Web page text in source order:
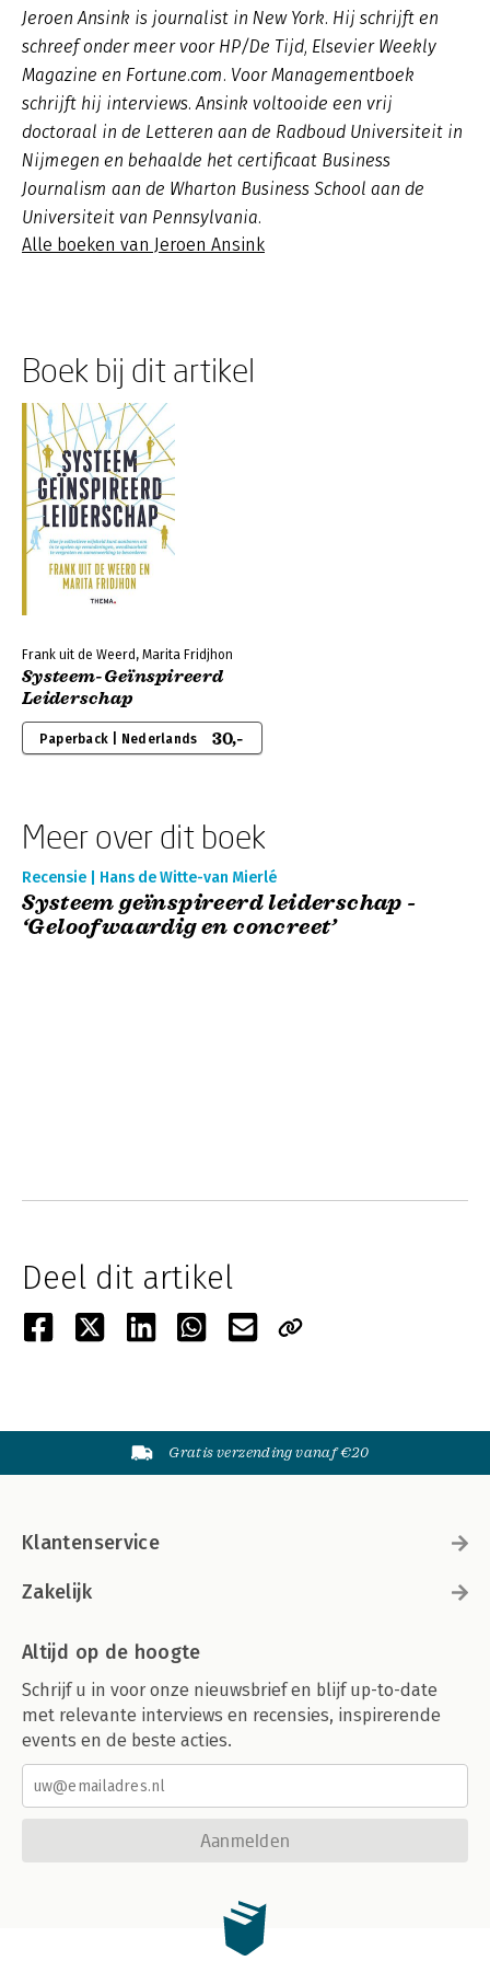
Jeroen Ansink is journalist in New York. Hij schrijft en
schreef onder meer voor HP/De Tijd, Elsevier Weekly
Magazine en Fortune.com. Voor Managementboek
schrijft hij interviews. Ansink voltooide een vrij
doctoraal in de Letteren aan de Radboud Universiteit in
Nijmegen en behaalde het certificaat Business
Journalism aan de Wharton Business School aan de
Universiteit van Pennsylvania.
Alle boeken van Jeroen Ansink
Boek bij dit artikel
Frank uit de Weerd, Marita Fridjhon
Systeem-Geïnspireerd
Leiderschap
Paperback | Nederlands 30,-
Meer over dit boek
Recensie | Hans de Witte-van Mierlé
Systeem geïnspireerd leiderschap -
‘Geloofwaardig en concreet’
Deel dit artikel
Gratis verzending vanaf €20
Klantenservice
Zakelijk
Altijd op de hoogte
Schrijf u in voor onze nieuwsbrief en blijf up-to-date
met relevante interviews en recensies, inspirerende
events en de beste acties.
Aanmelden